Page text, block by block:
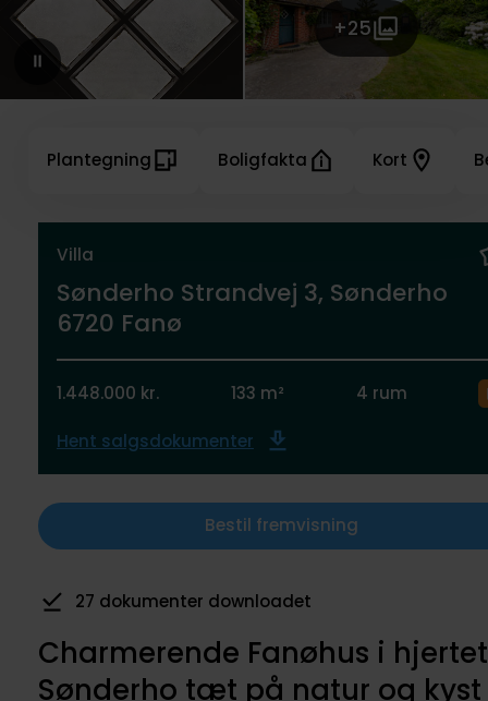
+25
Villa
Sønderho Strandvej 3, Sønderho
6720 Fanø
1.448.000 kr. 133 m² 4 rum
Hent salgsdokumenter
Bestil fremvisning
Plantegning Boligfakta Kort
27 dokumenter downloadet
2 har gemt som favorit
Charmerende Fanøhus i
Sønderho tæt på natur og kyst